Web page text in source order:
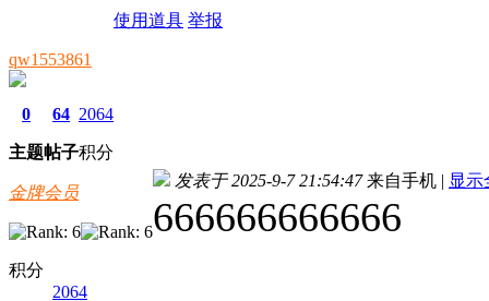
使用道具 举报
qw1553861
0
主题
64
帖子
2064
积分
金牌会员
积分
2064
发表于 2025-9-7 21:54:47 来自手机 | 显示
666666666666